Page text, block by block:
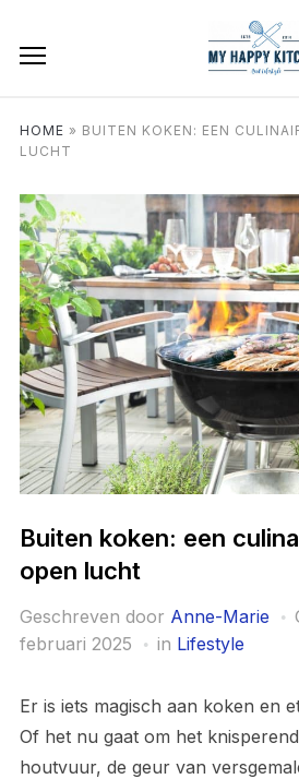
HOME » BUITEN KOKEN: EEN
LUCHT
Buiten koken: een
open lucht
Geschreven door Anne-Marie
februari 2025
in Lifestyle
Er is iets magisch aan koken en
Of het nu gaat om het
houtvuur, de geur van